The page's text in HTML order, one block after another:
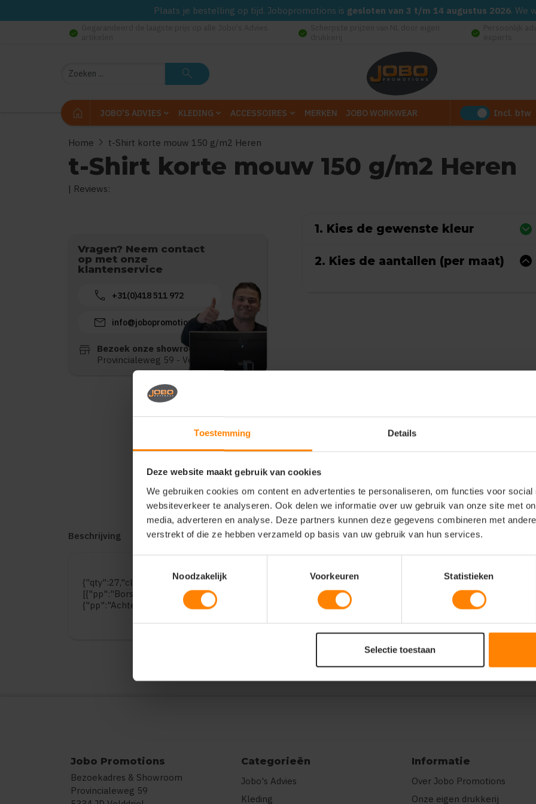
Toestemming Details
Deze website maakt gebruik van cookies
We gebruiken cookies om content en advertenties te personaliseren, om functies voor social
websiteverkeer te analyseren. Ook delen we informatie over uw gebruik van onze site met
media, adverteren en analyse. Deze partners kunnen deze gegevens combineren met
verstrekt of die ze hebben verzameld op basis van uw gebruik van hun services.
Noodzakelijk
Voorkeuren Statistieken
Selectie toestaan
Plaats je bestelling op tijd. Jobopromotions is gesloten van 3 t/m 14 augustus 2026. We
check_circle check_circle check_circle
Zoeken search
home JOBO'S ADVIES KLEDING ACCESSOIRES MERKEN JOBO WORKWEAR Incl. btw
Home chevron_right t-Shirt korte mouw 150 g/m2 Heren
t-Shirt korte mouw 150 g/m2 Heren
| Reviews:
Vragen? Neem contact
op met onze
klantenservice
call +31(0)418 511 972
mail info@jobopromotions.nl
store
Bezoek onze showroom:
Provincialeweg 59 - Velddriel
1. Kies de gewenste kleur
2. Kies de aantallen (per maat)
Beschrijving Reviews (0)
{"qty":27,"clr":"Apple Green","szs":{"S":3,"M":9,"L":8,"XL":4,"XXL":3},"prnts":
[{"pp":"Borst links","pt":"Bedrukking","ct":"E\u00e9n kleur"},
{"pp":"Achterzijde","pt":"Bedrukking","ct":"E\u00e9n kleur"}]}
Jobo Promotions
Bezoekadres & Showroom
Provincialeweg 59
Categorieën
Jobo's Advies
Kleding
Informatie
Over Jobo Promotions
Onze eigen drukkerij